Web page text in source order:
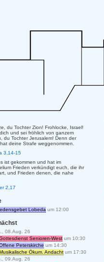
du Tochter Zion! Frohlocke, Israel!
und sei fröhlich von ganzem
du Tochter Jerusalem! Denn der
deine Strafe weggenommen.
3,14-15
ist gekommen und hat im
Frieden verkündigt euch, die ihr
und Frieden denen, die nahe
2,17
Lobeda um 12:00
08.Aug. 26
Senioren-West um 10:30
Peterskirche um 14:30
Ökum. Andacht um 17:30
09.Aug. 26